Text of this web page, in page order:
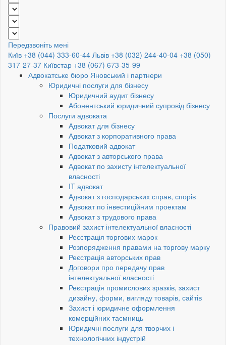
Передзвоніть мені
Київ +38 (044) 333-60-44 Львів +38 (032) 244-40-04 +38 (050)
317-27-37 Київстар +38 (067) 673-35-99
Адвокатське бюро Яновський і партнери
Юридичні послуги для бізнесу
Юридичний аудит бізнесу
Абонентський юридичний супровід бізнесу
Послуги адвоката
Адвокат для бізнесу
Адвокат з корпоративного права
Податковий адвокат
Адвокат з авторського права
Адвокат по захисту інтелектуальної
власності
IT адвокат
Адвокат з господарських справ, спорів
Адвокат по інвестиційним проектам
Адвокат з трудового права
Правовий захист інтелектуальної власності
Реєстрація торгових марок
Розпорядження правами на торгову марку
Реєстрація авторських прав
Договори про передачу прав
інтелектуальної власності
Реєстрація промислових зразків, захист
дизайну, форми, вигляду товарів, сайтів
Захист і юридичне оформлення
комерційних таємниць
Юридичні послуги для творчих і
технологічних індустрій